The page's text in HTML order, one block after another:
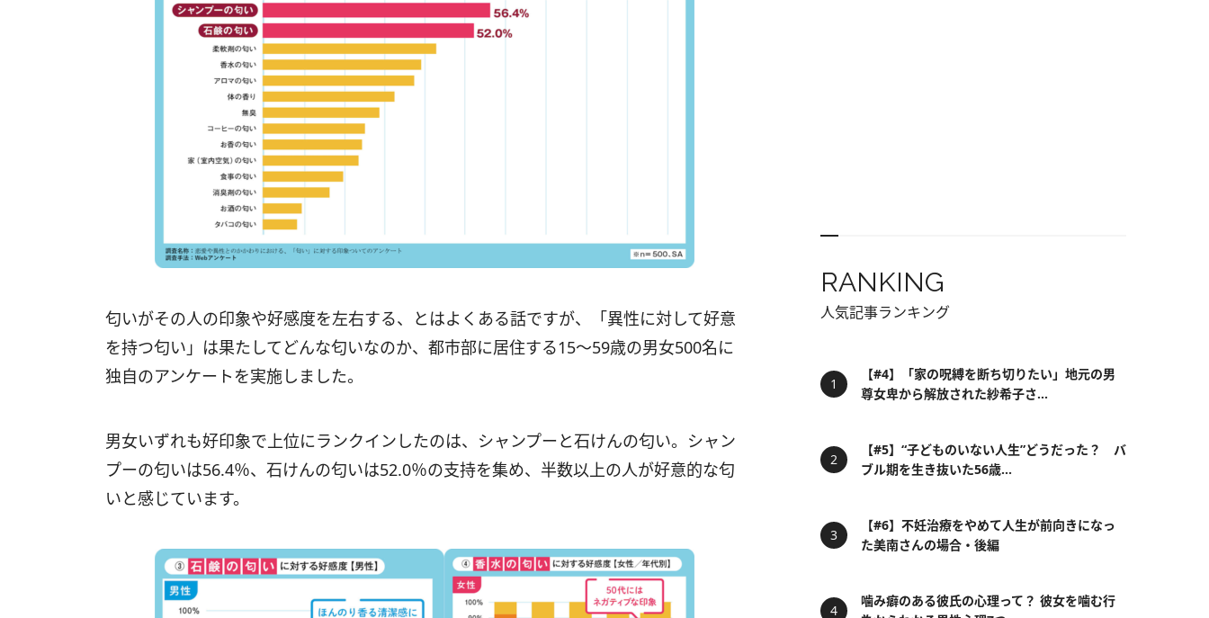
匂いがその人の印象や好感度を左右する、とはよくある話ですが、「異性に対して好意
を持つ匂い」は果たしてどんな匂いなのか、都市部に居住する15～59歳の男女500名に
独自のアンケートを実施しました。
男女いずれも好印象で上位にランクインしたのは、シャンプーと石けんの匂い。シャン
プーの匂いは56.4％、石けんの匂いは52.0％の支持を集め、半数以上の人が好意的な匂
いと感じています。
RANKING
人気記事ランキング
【#4】「家の呪縛を断ち切りたい」地元の男
尊女卑から解放された紗希子さ...
【#5】“子どものいない人生”どうだった？ バ
ブル期を生き抜いた56歳...
【#6】不妊治療をやめて人生が前向きになっ
た美南さんの場合・後編
噛み癖のある彼氏の心理って？ 彼女を噛む行